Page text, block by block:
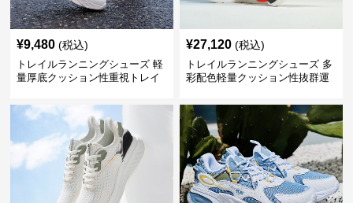
¥9,480 (税込)
トレイルランニングシューズ 軽
量厚底クッション性重視トレイ
¥27,120 (税込)
トレイルランニングシューズ 多
彩配色軽量クッション性抜群運